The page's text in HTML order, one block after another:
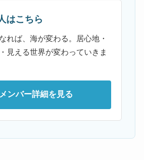
はこちら
れば、海が変わる。居心地・
見える世界が変わっていきま
メンバー詳細を見る